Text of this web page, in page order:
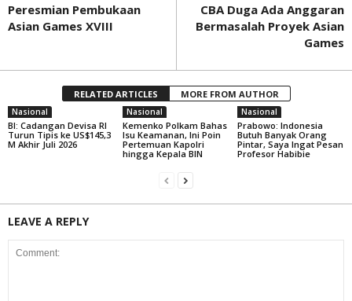
Peresmian Pembukaan
Asian Games XVIII
CBA Duga Ada Anggaran
Bermasalah Proyek Asian
Games
RELATED ARTICLES MORE FROM AUTHOR
Nasional
BI: Cadangan Devisa RI
Turun Tipis ke US$145,3
M Akhir Juli 2026
Nasional
Kemenko Polkam Bahas
Isu Keamanan, Ini Poin
Pertemuan Kapolri
hingga Kepala BIN
Nasional
Prabowo: Indonesia
Butuh Banyak Orang
Pintar, Saya Ingat Pesan
Profesor Habibie
LEAVE A REPLY